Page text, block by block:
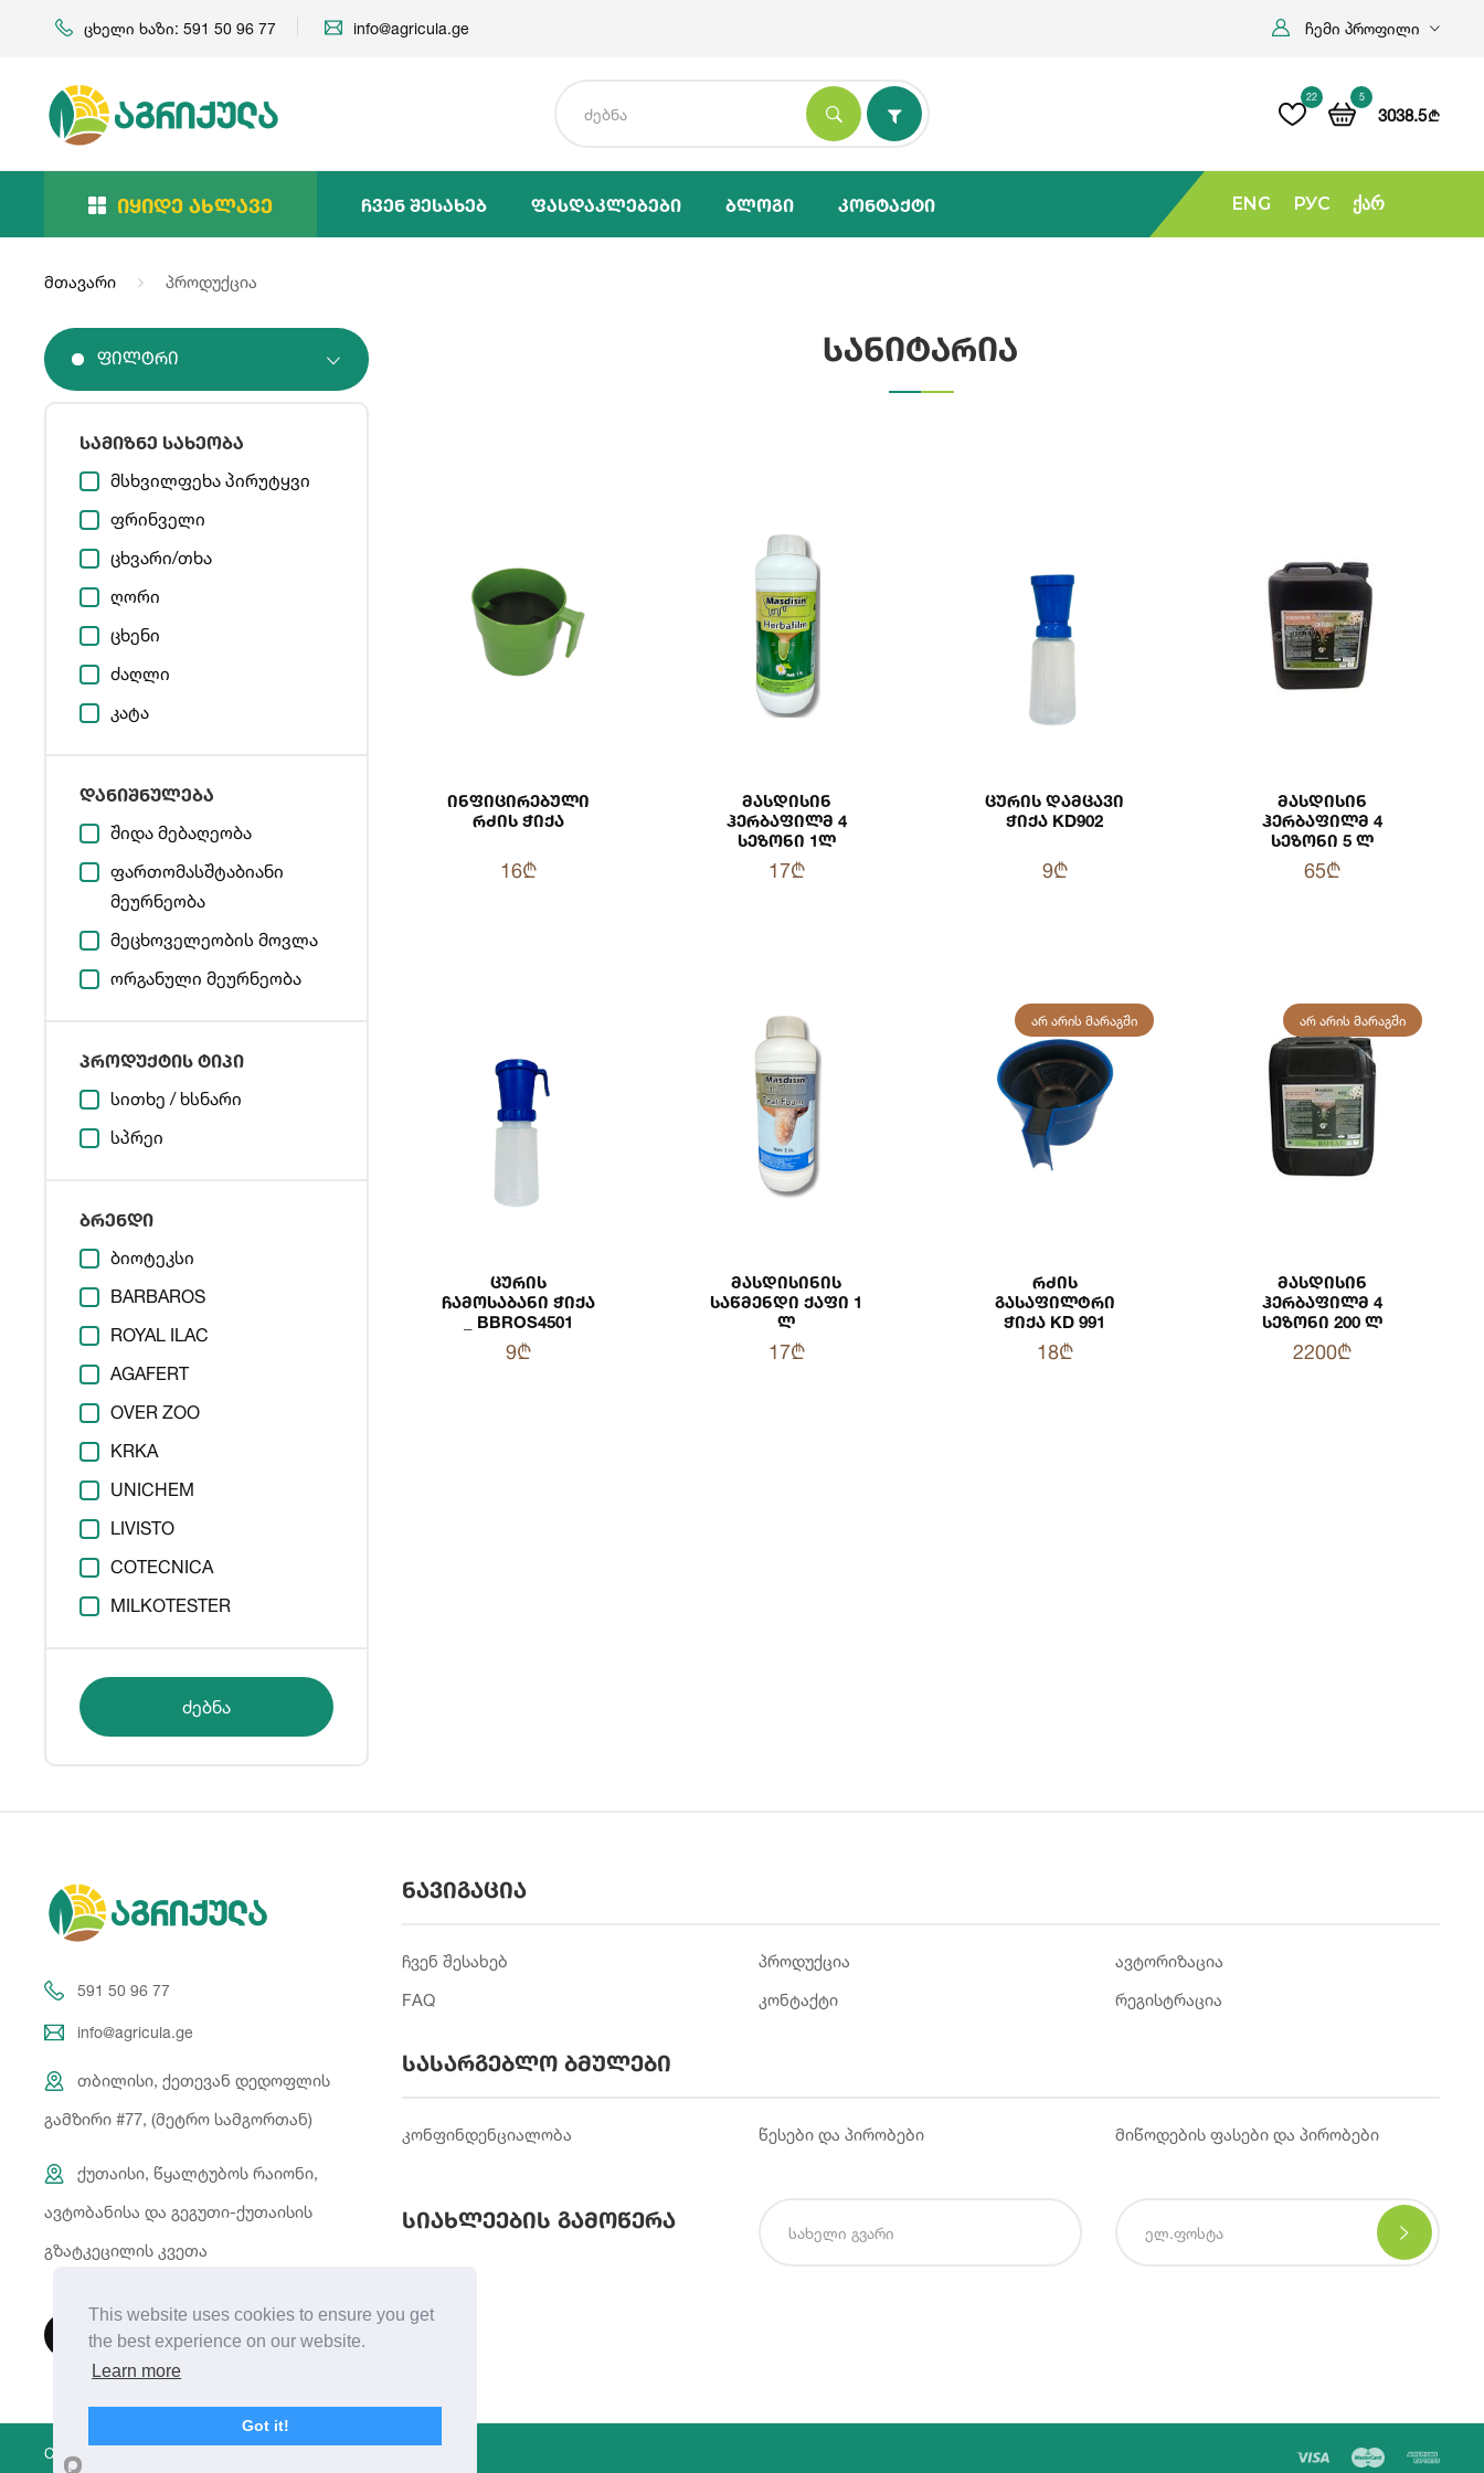
ცხელი ხაზი: 591 50 96 77 info@agricula.ge ჩემი პროფილი
22 5
3038.5b
Იყიდე Ახლავე Ჩვენ Შესახებ Ფასდაკლებები Ბლოგი Კონტაქტი ENG РУС Ქარ
მთავარი პროდუქცია
Ფილტრი
სამიზნე სახეობა
მსხვილფეხა პირუტყვი
ფრინველი
ცხვარი/თხა
ღორი
ცხენი
ძაღლი
კატა
დანიშნულება
შიდა მებაღეობა
ფართომასშტაბიანი
მეურნეობა
მეცხოველეობის მოვლა
ორგანული მეურნეობა
პროდუქტის ტიპი
სითხე / ხსნარი
სპრეი
ბრენდი
ბიოტეკსი
BARBAROS
ROYAL ILAC
AGAFERT
OVER ZOO
KRKA
UNICHEM
LIVISTO
COTECNICA
MILKOTESTER
ძებნა
სანიტარია
Ინფიცირებული
Რძის Ჭიქა
16₾
Მასდისინ
Ჰერბაფილმ 4
Სეზონი 1ლ
17₾
Ცურის Დამცავი
Ჭიქა KD902
9₾
Მასდისინ
Ჰერბაფილმ 4
Სეზონი 5 Ლ
65₾
Ცურის
Ჩამოსაბანი Ჭიქა
_ BBROS4501
9₾
Მასდისინის
Საწმენდი Ქაფი 1
Ლ
17₾
ᲐᲠ ᲐᲠᲘᲡ ᲛᲐᲠᲐᲒᲨᲘ
Რძის
Გასაფილტრი
Ჭიქა KD 991
18₾
ᲐᲠ ᲐᲠᲘᲡ ᲛᲐᲠᲐᲒᲨᲘ
Მასდისინ
Ჰერბაფილმ 4
Სეზონი 200 Ლ
2200₾
591 50 96 77
info@agricula.ge
თბილისი, ქეთევან დედოფლის
გამზირი #77, (მეტრო სამგორთან)
ქუთაისი, წყალტუბოს რაიონი,
ავტობანისა და გეგუთი-ქუთაისის
გზატკეცილის კვეთა
ნავიგაცია
ჩვენ შესახებ
FAQ
პროდუქცია
კონტაქტი
ავტორიზაცია
რეგისტრაცია
სასარგებლო ბმულები
კონფინდენციალობა წესები და პირობები მიწოდების ფასები და პირობები
სიახლეების გამოწერა
Copyright © 2021 | Created By
This website uses cookies to ensure you get
the best experience on our website.
Learn more
Got it!